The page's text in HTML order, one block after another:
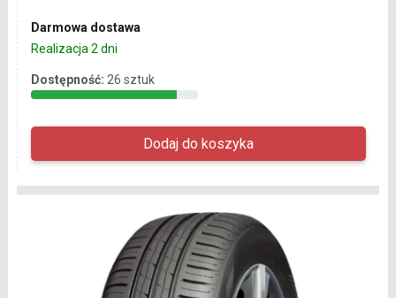
Darmowa dostawa
Realizacja 2 dni
Dostępność: 26 sztuk